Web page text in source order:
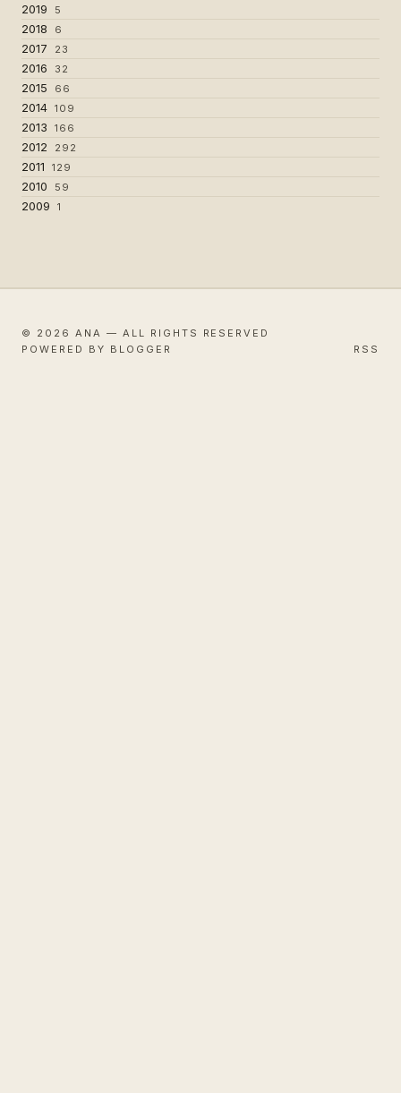
2019 5
2018 6
2017 23
2016 32
2015 66
2014 109
2013 166
2012 292
2011 129
2010 59
2009 1
© 2026 ANA — ALL RIGHTS RESERVED
POWERED BY BLOGGER
RSS